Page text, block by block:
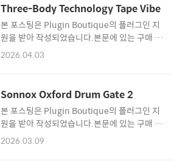
Three-Body Technology Tape Vibe
본 포스팅은 Plugin Boutique의 플러그인 지
원을 받아 작성되었습니다.본문에 있는 구매 링
크를 통해 상품을 구입하실 경우, 리뷰어에게 일
(PluginBoutique) 음악 작업을 여러 번 진행
하면서 이걸 써야 하나 싶은 이펙터들이 몇 있
다. 깔끔한 사운드를 지향한다면서 왜 옛날 하드
웨어들을 모방한 장비들을 사용하는지 처음 음
악을 시작할 때만 해도 잘 이해를 하지 못했다.
2026.04.03
Sonnox Oxford Drum Gate 2
본 포스팅은 Plugin Boutique의 플러그인 지
원을 받아 작성되었습니다.본문에 있는 구매 링
크를 통해 상품을 구입하실 경우, 리뷰어에게 일
2026.03.09